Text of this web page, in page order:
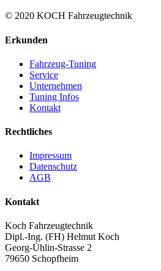
© 2020 KOCH Fahrzeugtechnik
Erkunden
Fahrzeug-Tuning
Service
Unternehmen
Tuning Infos
Kontakt
Rechtliches
Impressum
Datenschutz
AGB
Kontakt
Koch Fahrzeugtechnik
Dipl.-Ing. (FH) Helmut Koch
Georg-Ühlin-Strasse 2
79650 Schopfheim